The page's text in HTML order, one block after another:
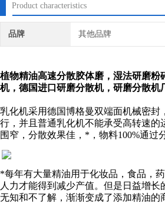
Product characteristics
品牌 其他品牌
植物精油高速分散胶体磨，湿法研磨
机，德国进口研磨分散机，研磨分散机
乳化机采用德国博格曼双端面机械密
行，并且普通乳化机不能承受高转速
围窄，分散效果佳，*，物料100%通过
*每年有大量精油用于化妆品，食品，
人力才能得到减少产值。但是日益增
无知和不了解，渐渐变成了添加精油